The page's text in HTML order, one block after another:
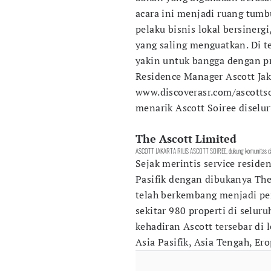
acara ini menjadi ruang
pelaku bisnis lokal
yang saling menguatkan. Di
yakin untuk bangga dengan
Residence Manager Ascott
www.discoverasr.com/
menarik Ascott Soiree
The Ascott Limited
ASCOTT JAKARTA RILIS ASCOTT SOIREE, dukung
Sejak merintis service
Pasifik dengan dibukanya
telah berkembang menjadi
sekitar 980 properti di
kehadiran Ascott tersebar di
Asia Pasifik, Asia Tengah,